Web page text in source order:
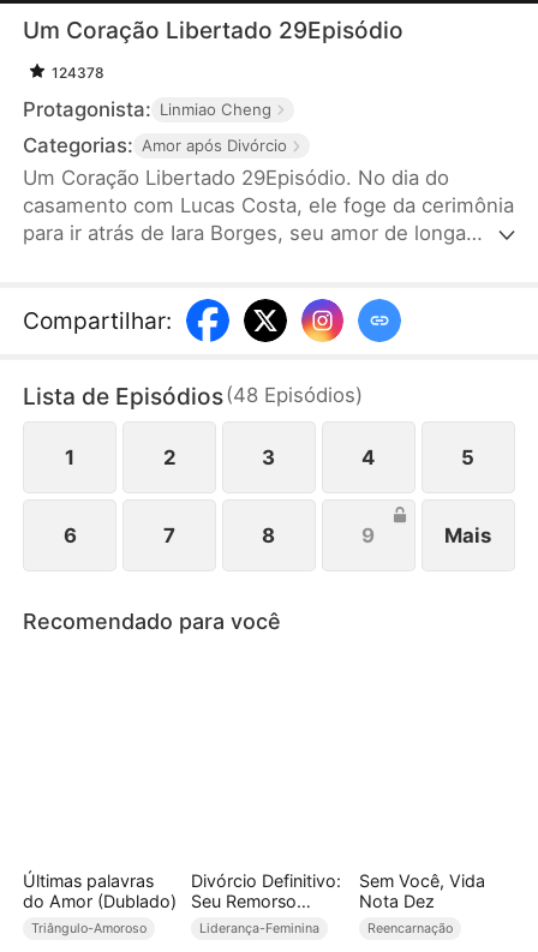
Um Coração Libertado 29Episódio
124378
Protagonista: Linmiao Cheng
Categorias: Amor após Divórcio
Um Coração Libertado 29Episódio. No dia do
casamento com Lucas Costa, ele foge da cerimônia
para ir atrás de Iara Borges, seu amor de longa
conjugal. No entanto, após o ocorrido, Lucas Costa
se arrepende profundamente, mas já é tarde
Compartilhar:
Lista de Episódios(48 Episódios)
1 2 3 4 5
6 7 8 9 Mais
Recomendado para você
Últimas palavras
do Amor (Dublado)
Triângulo-Amoroso
Divórcio Definitivo:
Seu Remorso
Começou
(Dublado)
Liderança-Feminina
Sem Você, Vida
Nota Dez
Reencarnação